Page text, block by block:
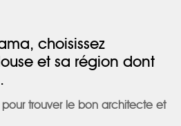
choisissez
et sa région dont
pour trouver le bon architecte et